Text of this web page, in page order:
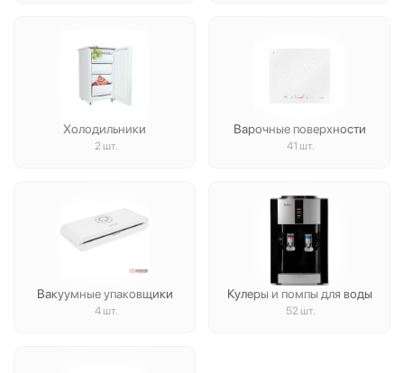
Холодильники
2 шт.
Варочные поверхности
41 шт.
Вакуумные упаковщики
4 шт.
Кулеры и помпы для воды
52 шт.